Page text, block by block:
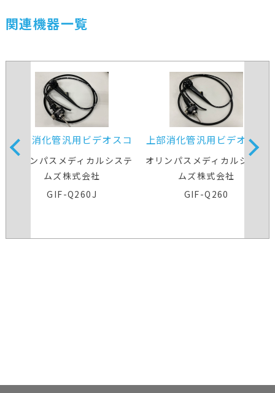
関連機器一覧
上部消化管汎用ビデオスコ
ープ
オリンパスメディカルシステ
ムズ株式会社
GIF-Q260J
上部消化管汎用ビデオスコ
ープ
オリンパスメディカルシステ
ムズ株式会社
GIF-Q260